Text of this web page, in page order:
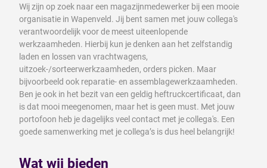
Wij zijn op zoek naar een magazijnmedewerker bij een mooie
organisatie in Wapenveld. Jij bent samen met jouw collega's
verantwoordelijk voor de meest uiteenlopende
werkzaamheden. Hierbij kun je denken aan het zelfstandig
laden en lossen van vrachtwagens,
uitzoek-/sorteerwerkzaamheden, orders picken. Maar
bijvoorbeeld ook reparatie- en assemblagewerkzaamheden.
Ben je ook in het bezit van een geldig heftruckcertificaat, dan
is dat mooi meegenomen, maar het is geen must. Met jouw
portofoon heb je dagelijks veel contact met je collega's. Een
goede samenwerking met je collega’s is dus heel belangrijk!
Wat wij bieden